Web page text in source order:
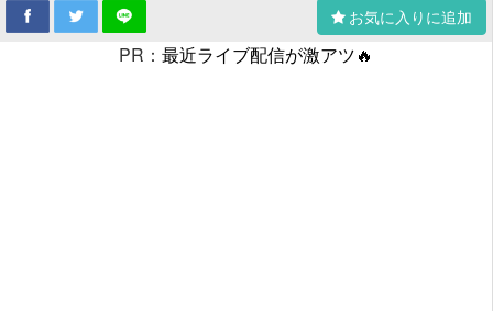
お気に入りに追加
PR： 最近ライブ配信が激アツ🔥